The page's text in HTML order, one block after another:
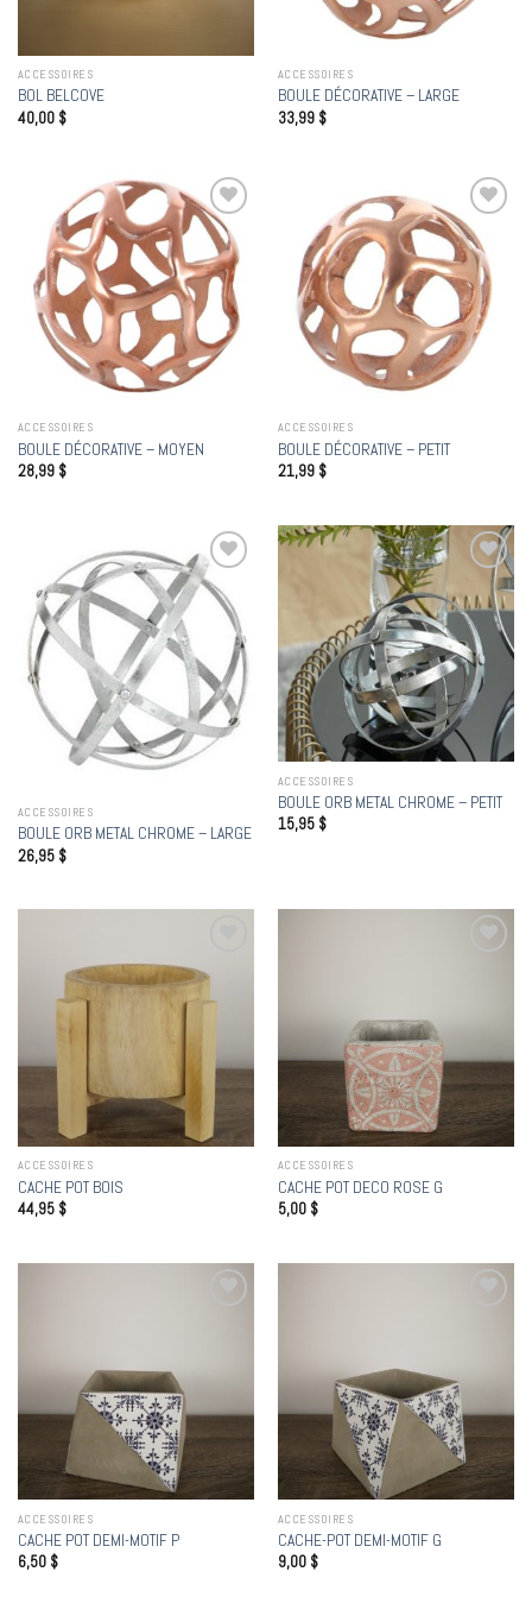
ACCESSOIRES
BOL BELCOVE
40,00 $
ACCESSOIRES
BOULE DÉCORATIVE – LARGE
33,99 $
Add to
wishlist
ACCESSOIRES
BOULE DÉCORATIVE – MOYEN
28,99 $
Add to
wishlist
ACCESSOIRES
BOULE DÉCORATIVE – PETIT
21,99 $
Add to
wishlist
ACCESSOIRES
BOULE ORB METAL CHROME – LARGE
26,95 $
Add to
wishlist
ACCESSOIRES
BOULE ORB METAL CHROME – PETIT
15,95 $
Add to
wishlist
ACCESSOIRES
CACHE POT BOIS
44,95 $
ACCESSOIRES
CACHE POT DECO ROSE G
5,00 $
ACCESSOIRES
CACHE POT DEMI-MOTIF P
6,50 $
ACCESSOIRES
CACHE-POT DEMI-MOTIF G
9,00 $